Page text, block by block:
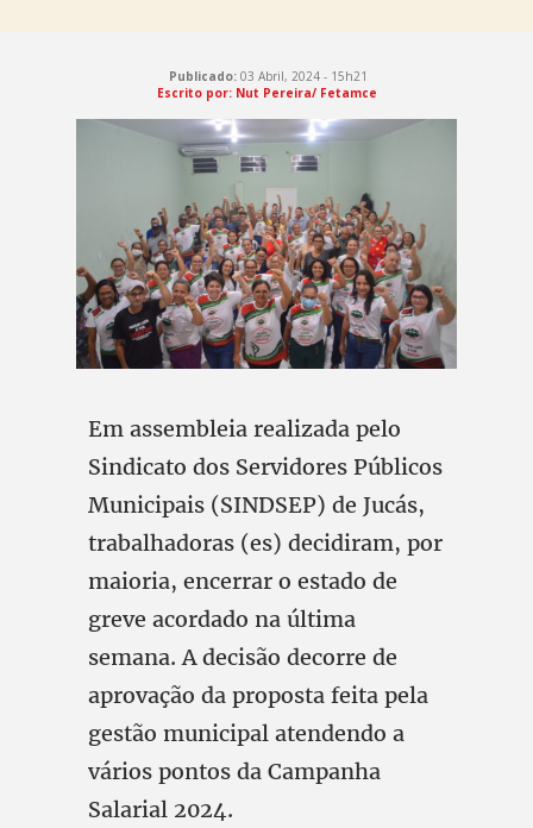
Publicado: 03 Abril, 2024 - 15h21
Escrito por: Nut Pereira/ Fetamce
Em assembleia realizada pelo
Sindicato dos Servidores Públicos
Municipais (SINDSEP) de Jucás,
trabalhadoras (es) decidiram, por
maioria, encerrar o estado de
greve acordado na última
semana. A decisão decorre de
aprovação da proposta feita pela
gestão municipal atendendo a
vários pontos da Campanha
Salarial 2024.